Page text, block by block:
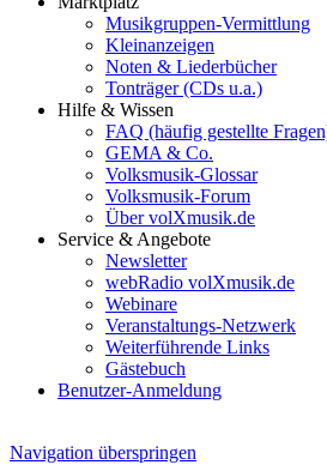
Musikgruppen-Vermittlung
Kleinanzeigen
Noten & Liederbücher
Tonträger (CDs u.a.)
Hilfe & Wissen
FAQ (häufig gestellte
GEMA & Co.
Volksmusik-Glossar
Volksmusik-Forum
Über volXmusik.de
Service & Angebote
Newsletter
webRadio volXmusik.de
Webinare
Veranstaltungs-Netzwerk
Weiterführende Links
Gästebuch
Benutzer-Anmeldung
Navigation überspringen